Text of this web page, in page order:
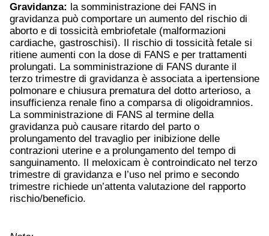
Gravidanza: la somministrazione dei FANS in
gravidanza può comportare un aumento del rischio di
aborto e di tossicità embriofetale (malformazioni
cardiache, gastroschisi). Il rischio di tossicità fetale si
ritiene aumenti con la dose di FANS e per trattamenti
prolungati. La somministrazione di FANS durante il
terzo trimestre di gravidanza è associata a ipertensione
polmonare e chiusura prematura del dotto arterioso, a
insufficienza renale fino a comparsa di oligoidramnios.
La somministrazione di FANS al termine della
gravidanza può causare ritardo del parto o
prolungamento del travaglio per inibizione delle
contrazioni uterine e a prolungamento del tempo di
sanguinamento. Il meloxicam è controindicato nel terzo
trimestre di gravidanza e l’uso nel primo e secondo
trimestre richiede un’attenta valutazione del rapporto
rischio/beneficio.